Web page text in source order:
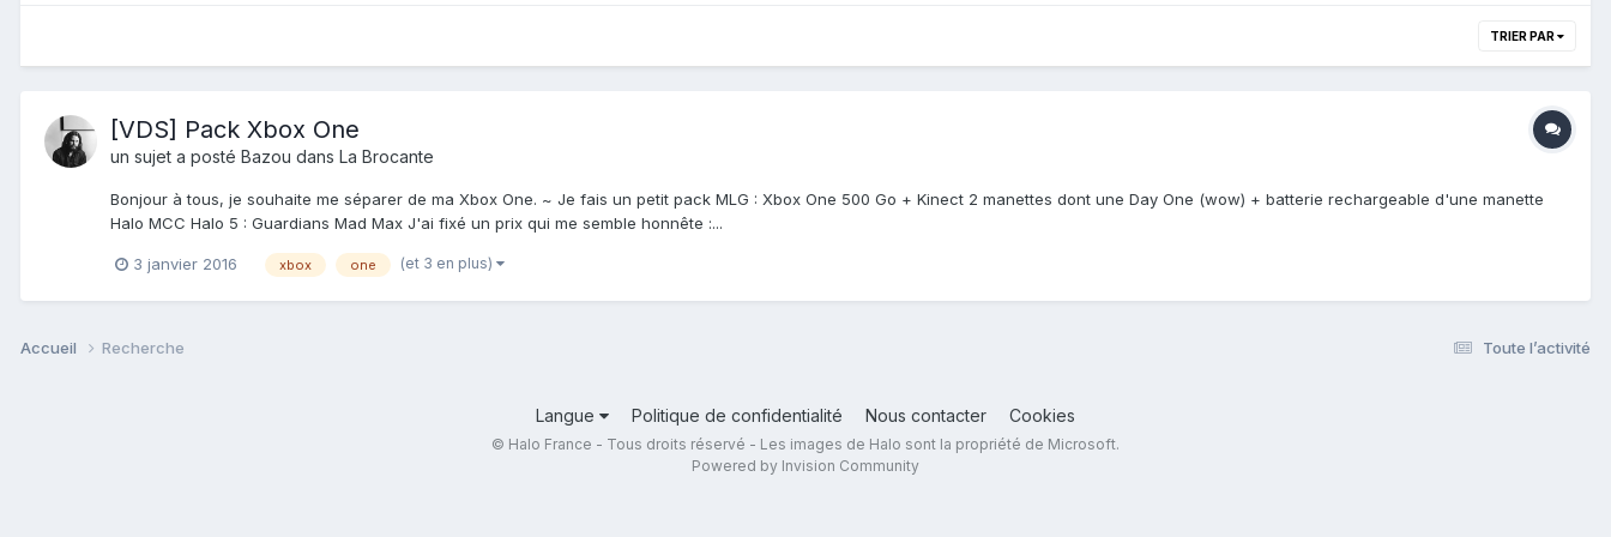
TRIER PAR
[VDS] Pack Xbox One
un sujet a posté Bazou dans La Brocante
Bonjour à tous, je souhaite me séparer de ma Xbox One. ~ Je fais un petit pack MLG : Xbox One 500 Go + Kinect 2 manettes dont une Day One (wow) + batterie rechargeable d'une manette
Halo MCC Halo 5 : Guardians Mad Max J'ai fixé un prix qui me semble honnête :...
3 janvier 2016 xbox one (et 3 en plus)
Toute l’activité
Accueil Recherche
Langue Politique de confidentialité Nous contacter Cookies
© Halo France - Tous droits réservé - Les images de Halo sont la propriété de Microsoft.
Powered by Invision Community